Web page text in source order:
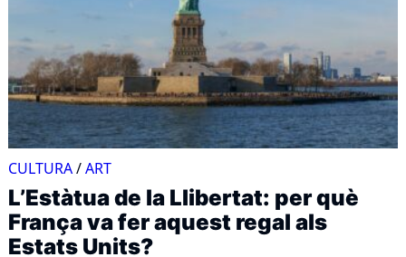
CULTURA/ART
L’Estàtua de la Llibertat: per què
França va fer aquest regal als
Estats Units?